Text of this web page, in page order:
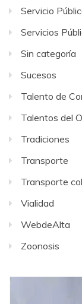
Servicio
Servicios
Sin categoría
Sucesos
Talento de
Talentos del
Tradiciones
Transporte
Transporte
Vialidad
WebdeAlta
Zoonosis